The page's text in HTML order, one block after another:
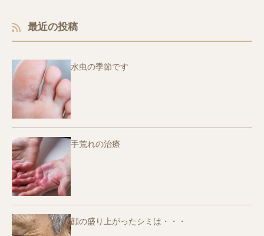
最近の投稿
水虫の季節です
手荒れの治療
顔の盛り上がったシミは・・・